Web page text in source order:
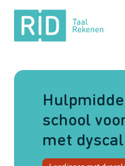
RID
Taal
Rekenen
school
met